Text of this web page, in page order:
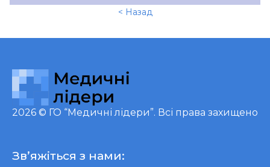
< Назад
2026 © ГО “Медичні лідери”. Всі права захищено
Зв’яжіться з нами: